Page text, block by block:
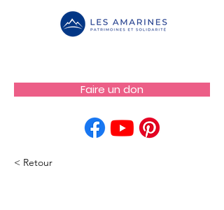
Faire un don
< Retour